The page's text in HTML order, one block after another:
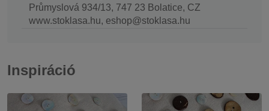
Průmyslová 934/13, 747 23 Bolatice, CZ
www.stoklasa.hu, eshop@stoklasa.hu
Inspiráció